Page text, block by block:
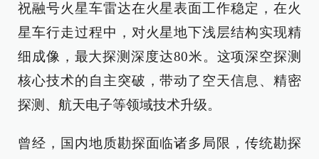
祝融号火星车雷达在火星表面工作稳定，在火
星车行走过程中，对火星地下浅层结构实现精
细成像，最大探测深度达80米。这项深空探测
核心技术的自主突破，带动了空天信息、精密
探测、航天电子等领域技术升级。
曾经，国内地质勘探面临诸多局限，传统勘探